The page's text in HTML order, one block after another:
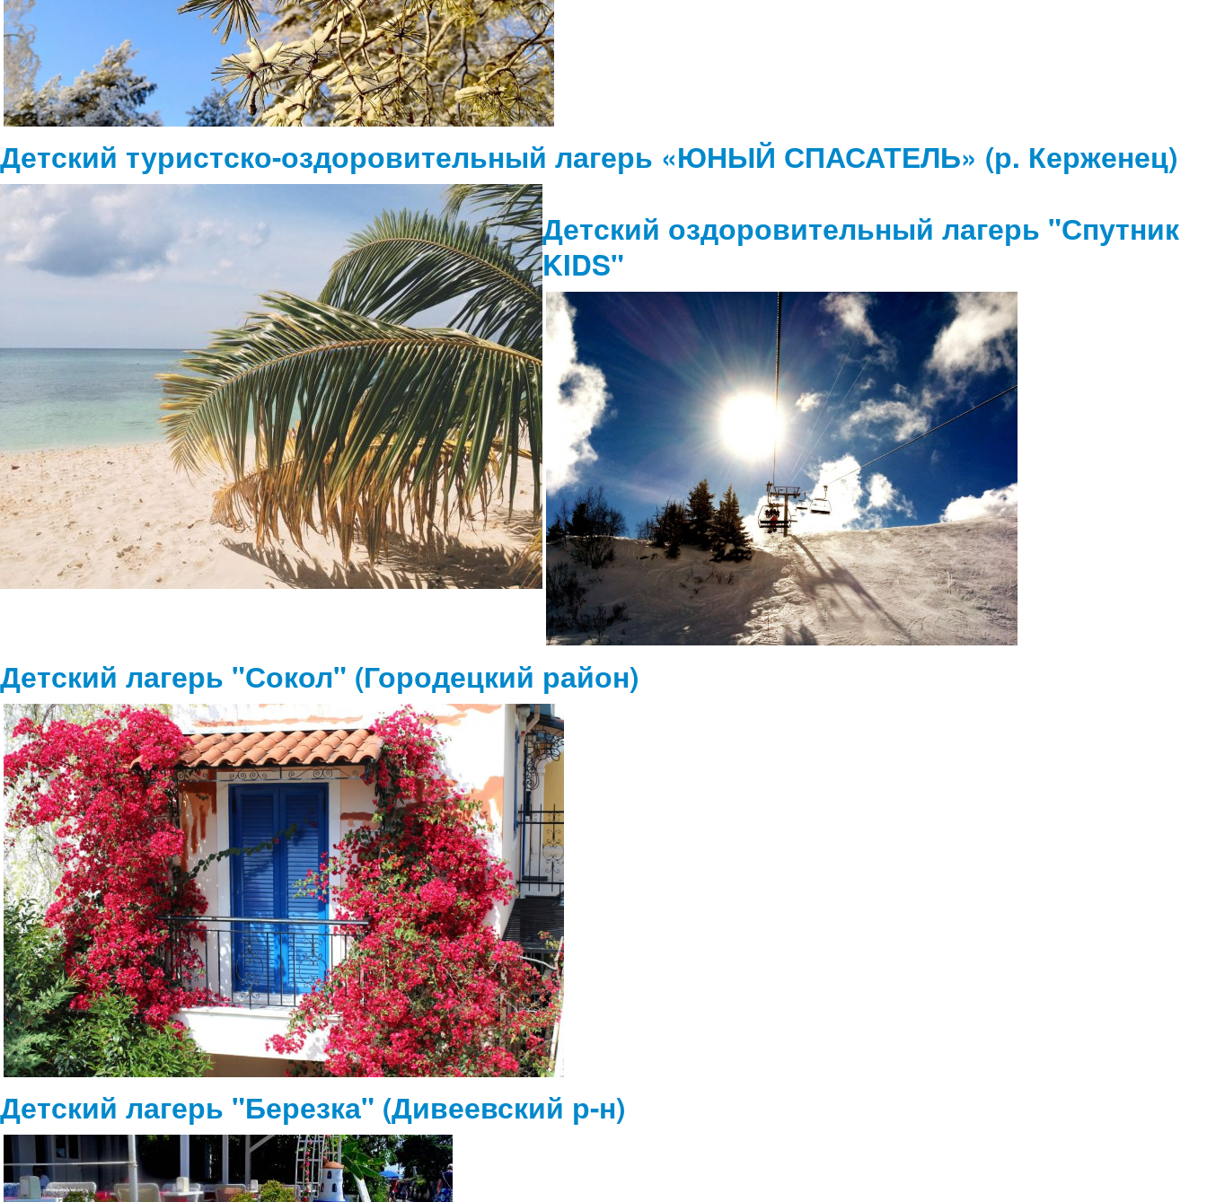
Детский туристско-оздоровительный лагерь «ЮНЫЙ СПАСАТЕЛЬ» (р. Керженец)
Детский оздоровительный лагерь "Спутник
KIDS"
Детский лагерь "Сокол" (Городецкий район)
Детский лагерь "Березка" (Дивеевский р-н)